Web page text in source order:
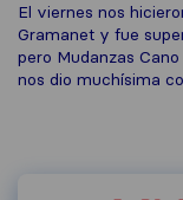
El viernes nos
Gramanet y fue
pero Mudanzas
nos dio muchísima